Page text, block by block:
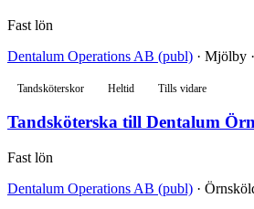
Fast lön
Dentalum Operations AB (publ) · Mjölby
Tandsköterskor Heltid Tills vidare
Tandsköterska till Dentalum
Fast lön
Dentalum Operations AB (publ) ·